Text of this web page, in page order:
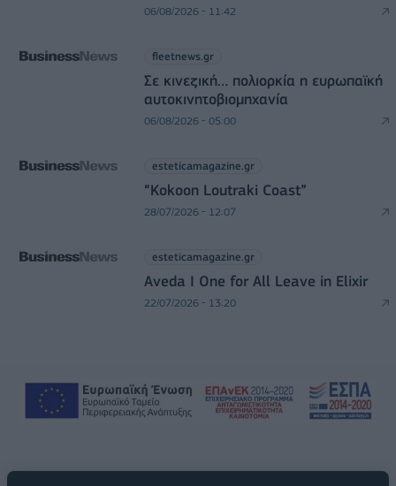
06/08/2026 - 11:42
fleetnews.gr
Σε κινεζική… πολιορκία η ευρωπαϊκή
αυτοκινητοβιομηχανία
06/08/2026 - 05:00
esteticamagazine.gr
“Kokoon Loutraki Coast”
28/07/2026 - 12:07
esteticamagazine.gr
Aveda I One for All Leave in Elixir
22/07/2026 - 13:20